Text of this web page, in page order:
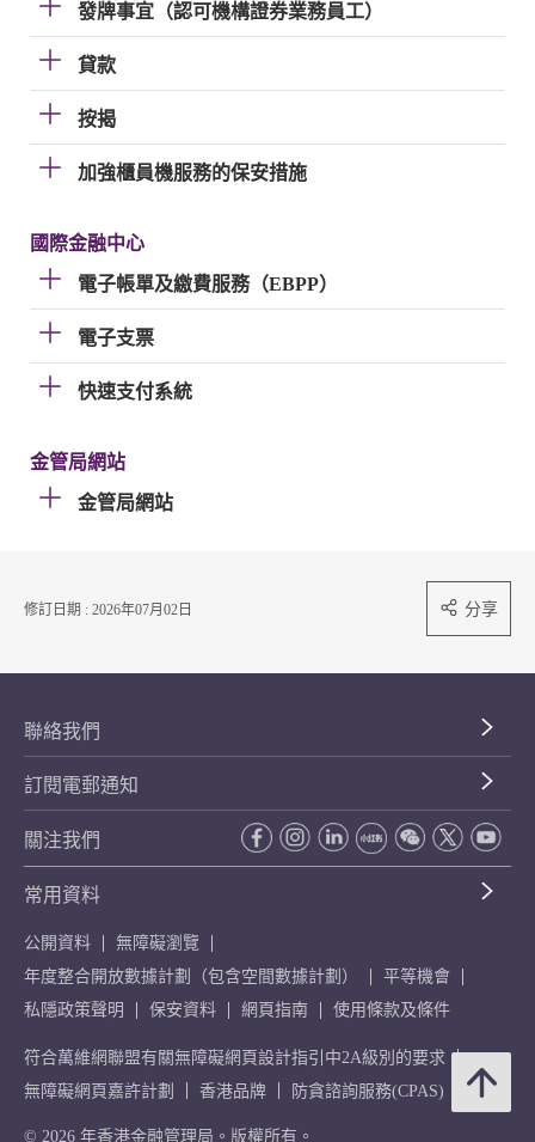
發牌事宜（認可機構證券業務員工）
貸款
按揭
加強櫃員機服務的保安措施
國際金融中心
電子帳單及繳費服務（EBPP）
電子支票
快速支付系統
金管局網站
金管局網站
修訂日期 : 2026年07月02日 分享
聯絡我們
訂閱電郵通知
關注我們
常用資料
公開資料
無障礙瀏覽
年度整合開放數據計劃（包含空間數據計劃）
平等機會
私隱政策聲明
保安資料 網頁指南 使用條款及條件
符合萬維網聯盟有關無障礙網頁設計指引中2A級別的要求
無障礙網頁嘉許計劃
香港品牌 防貪諮詢服務(CPAS)
© 2026 年香港金融管理局。版權所有。